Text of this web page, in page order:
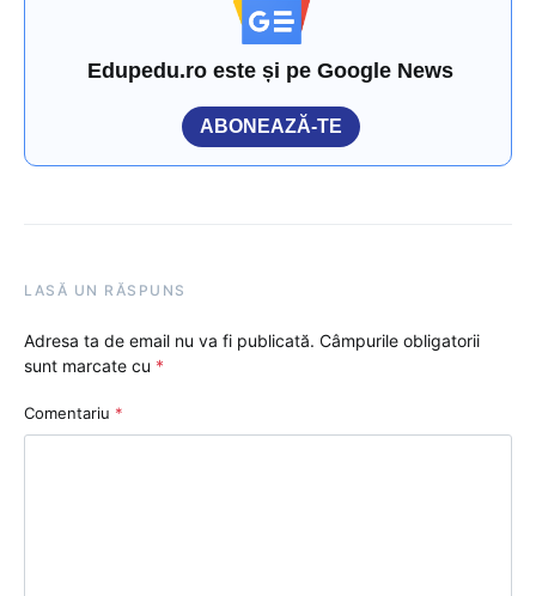
Edupedu.ro este și pe Google News
ABONEAZĂ-TE
LASĂ UN RĂSPUNS
Adresa ta de email nu va fi publicată. Câmpurile obligatorii
sunt marcate cu *
Comentariu *